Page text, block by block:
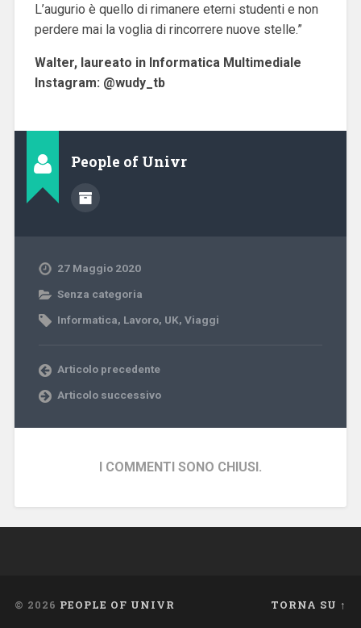
L’augurio è quello di rimanere eterni studenti e non
perdere mai la voglia di rincorrere nuove stelle.”
Walter, laureato in Informatica Multimediale
Instagram: @wudy_tb
People of Univr
27 Maggio 2020
Senza categoria
Informatica, Lavoro, UK, Viaggi
Articolo precedente
Articolo successivo
I COMMENTI SONO CHIUSI.
© 2026 PEOPLE OF UNIVR TORNA SU ↑